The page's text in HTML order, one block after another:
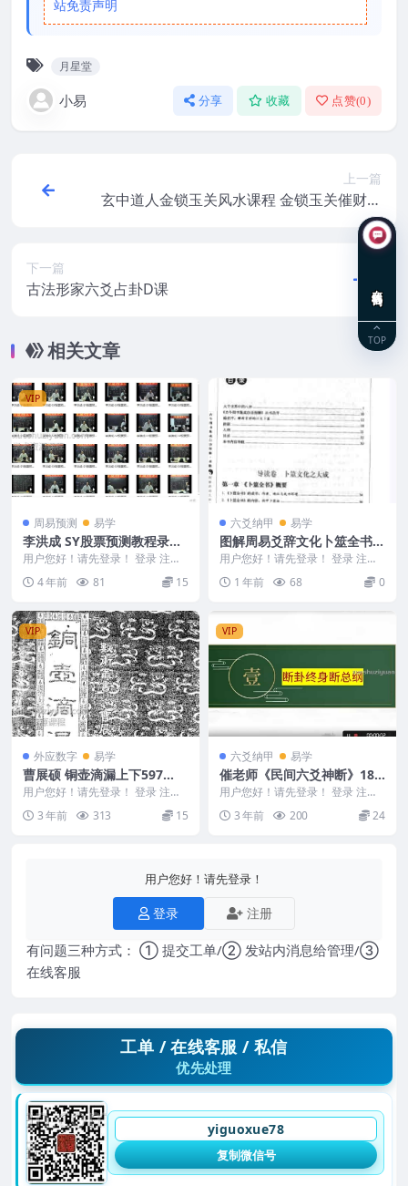
站免责声明
月星堂
小易 分享 收藏 点赞(0)
上一篇
玄中道人金锁玉关风水课程 金锁玉关催财店
铺类
下一篇
古法形家六爻占卦D课
相关文章
VIP
周易预测 易学
李洪成 SY股票预测教程录像
41集
用户您好！请先登录！ 登录 注册
李洪成 SY股票预测教程录像41集.
编号32...
4 年前 81 15
六爻纳甲 易学
图解周易爻辞文化卜筮全书
第1部 六十四卦断.pdf
用户您好！请先登录！ 登录 注册
图解周易爻辞文化卜筮全书 第1部
六十四卦断....
1 年前 68 0
VIP
外应数字 易学
曹展硕 铜壶滴漏上下597
页 皇极邵子神数南派版本
用户您好！请先登录！ 登录 注册
曹展硕 铜壶滴漏上下597页 皇极
邵子神数南派...
3 年前 313 15
VIP
六爻纳甲 易学
催老师《民间六爻神断》18
集视频！六爻，父母，子孙，
兄弟，妻财，车祸，手术等机
密断法催老师六爻最新
用户您好！请先登录！ 登录 注册
催老师《民间六爻神断》18集视
频！六爻，父母，...
3 年前 200 24
用户您好！请先登录！
登录 注册
有问题三种方式： ① 提交工单/② 发站内消息给管理/③
在线客服
工单 / 在线客服 / 私信
优先处理
yiguoxue78
复制微信号
TOP